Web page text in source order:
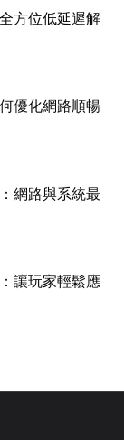
方位低延遲解
優化網路順暢
網路與系統最
讓玩家輕鬆應